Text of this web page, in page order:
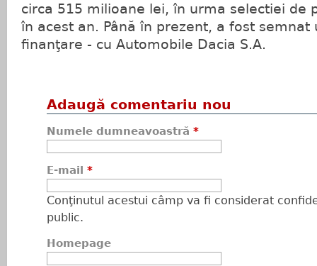
circa 515 milioane lei, în urma selectiei de
în acest an. Până în prezent, a fost semnat
finanţare - cu Automobile Dacia S.A.
Adaugă comentariu nou
Numele dumneavoastră *
E-mail *
Conţinutul acestui câmp va fi considerat
public.
Homepage